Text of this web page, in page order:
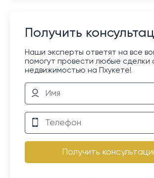
Получить
Наши эксперты ответят на все
помогут провести любые сделки
недвижимостью на Пхукете!
Получить